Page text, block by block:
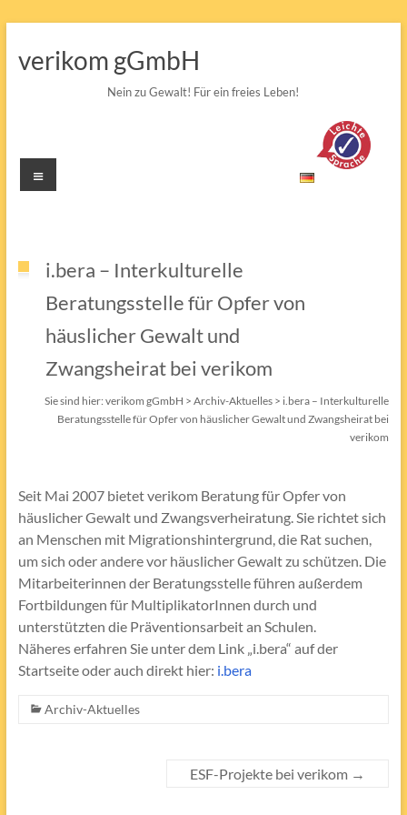
springen
verikom gGmbH
Nein zu Gewalt! Für ein freies Leben!
Menü
i.bera – Interkulturelle
Beratungsstelle für Opfer von
häuslicher Gewalt und
Zwangsheirat bei verikom
Sie sind hier:verikom gGmbH >Archiv-Aktuelles > i.bera – Interkulturelle
Beratungsstelle für Opfer von häuslicher Gewalt und Zwangsheirat bei
verikom
Seit Mai 2007 bietet verikom Beratung für Opfer von
häuslicher Gewalt und Zwangsverheiratung. Sie richtet sich
an Menschen mit Migrationshintergrund, die Rat suchen,
um sich oder andere vor häuslicher Gewalt zu schützen. Die
Mitarbeiterinnen der Beratungsstelle führen außerdem
Fortbildungen für MultiplikatorInnen durch und
unterstützten die Präventionsarbeit an Schulen.
Näheres erfahren Sie unter dem Link „i.bera“ auf der
Startseite oder auch direkt hier: i.bera
Archiv-Aktuelles
ESF-Projekte bei verikom →